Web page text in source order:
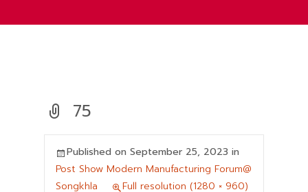
75
Published on September 25, 2023 in
Post Show Modern Manufacturing Forum@
Songkhla
Full resolution (1280 × 960)